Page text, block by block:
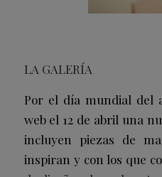
LA GALERÍA
Por el día mundial del
web el 12 de abril una
incluyen piezas de
inspiran y con los que